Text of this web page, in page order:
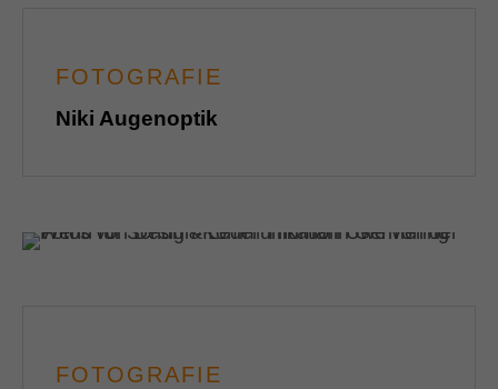
FOTOGRAFIE
Niki Augenoptik
FOTOGRAFIE